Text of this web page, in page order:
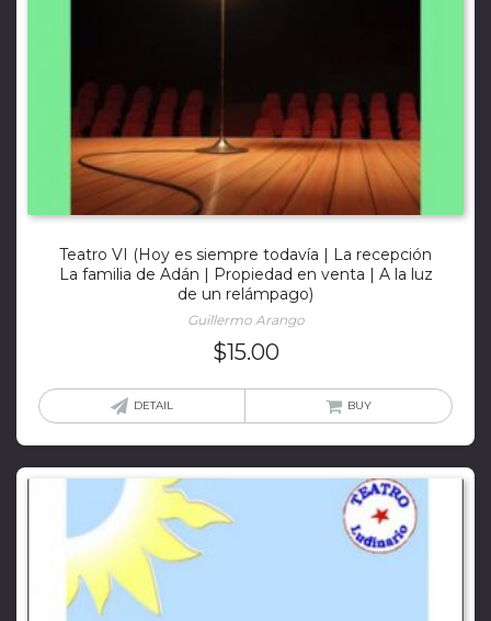
Teatro VI (Hoy es siempre todavía | La recepción
La familia de Adán | Propiedad en venta | A la luz
de un relámpago)
Guillermo Arango
$15.00
DETAIL BUY